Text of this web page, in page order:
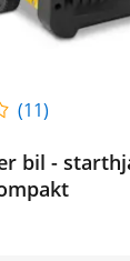
(11)
bil -